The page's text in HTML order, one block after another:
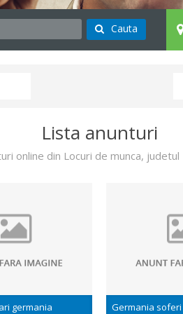
Cauta
Lista anunturi
online din Locuri de munca,
germania Germania soferi